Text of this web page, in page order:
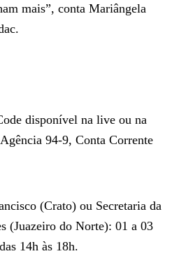
mais”, conta Mariângela
disponível na live ou na
94-9, Conta Corrente
(Crato) ou Secretaria da
(Juazeiro do Norte): 01 a 03
14h às 18h.